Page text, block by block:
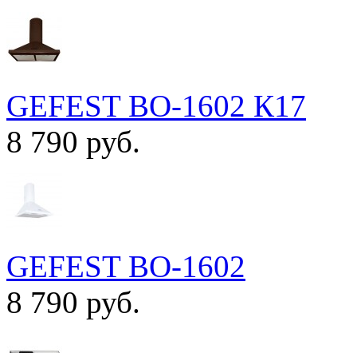
GEFEST ВО-1602 К17
8 790 руб.
GEFEST ВО-1602
8 790 руб.